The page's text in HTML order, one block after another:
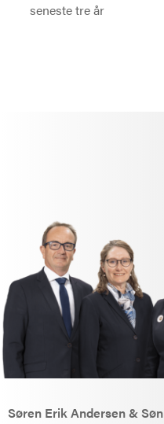
seneste tre år
Søren Erik Andersen & Søn